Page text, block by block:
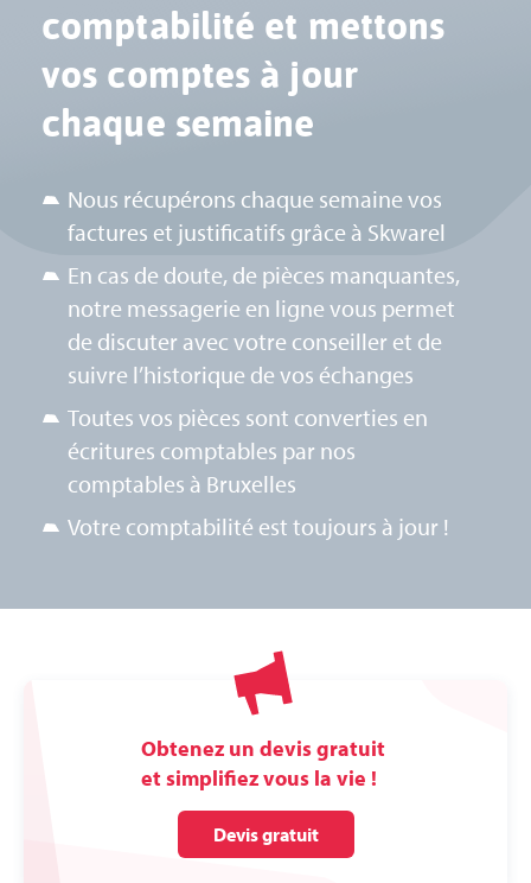
comptabilité et mettons
vos comptes à jour
chaque semaine
Nous récupérons chaque semaine vos
factures et justificatifs grâce à Skwarel
En cas de doute, de pièces manquantes,
notre messagerie en ligne vous permet
de discuter avec votre conseiller et de
suivre l’historique de vos échanges
Toutes vos pièces sont converties en
écritures comptables par nos
comptables à Bruxelles
Votre comptabilité est toujours à jour !
Obtenez un devis gratuit
et simplifiez vous la vie !
Devis gratuit